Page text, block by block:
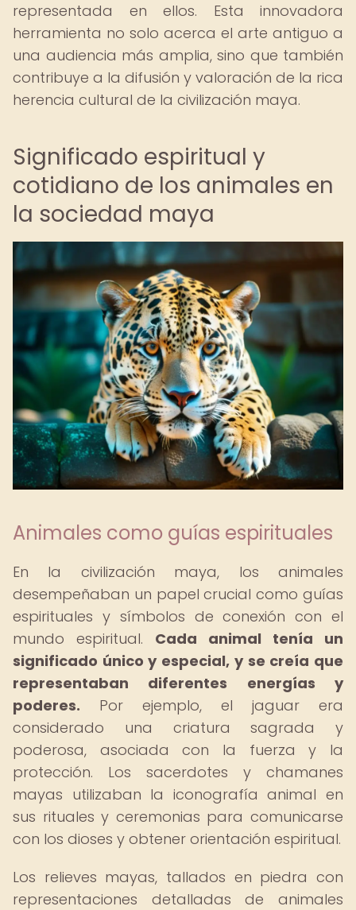
representada en ellos. Esta innovadora
herramienta no solo acerca el arte antiguo a
una audiencia más amplia, sino que también
contribuye a la difusión y valoración de la rica
herencia cultural de la civilización maya.
Significado espiritual y
cotidiano de los animales en
la sociedad maya
Animales como guías espirituales
En la civilización maya, los animales
desempeñaban un papel crucial como guías
espirituales y símbolos de conexión con el
mundo espiritual. Cada animal tenía un
significado único y especial, y se creía que
representaban diferentes energías y
poderes. Por ejemplo, el jaguar era
considerado una criatura sagrada y
poderosa, asociada con la fuerza y la
protección. Los sacerdotes y chamanes
mayas utilizaban la iconografía animal en
sus rituales y ceremonias para comunicarse
con los dioses y obtener orientación espiritual.
Los relieves mayas, tallados en piedra con
representaciones detalladas de animales